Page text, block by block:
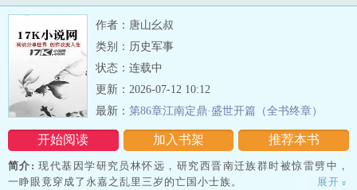
作者：唐山幺叔
类别：历史军事
状态：连载中
开始阅读 加入书架 推荐本书
更新：2026-07-12 10:12
最新： 第86章江南定鼎·盛世开篇（全书终章）
简介: 现代基因学研究员林怀远，研究西晋南迁族群时被惊雷劈中，
一睁眼竟穿成了永嘉之乱里三岁的亡国小士族。
展开 »